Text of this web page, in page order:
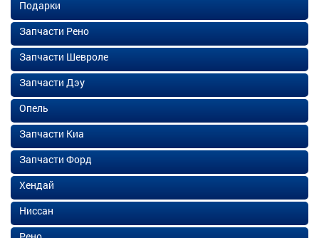
Подарки
Запчасти Рено
Запчасти Шевроле
Запчасти Дэу
Опель
Запчасти Киа
Запчасти Форд
Хендай
Ниссан